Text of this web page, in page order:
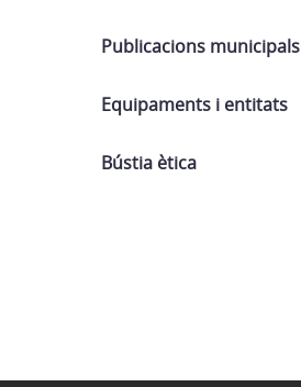
Publicacions municipals
Equipaments i entitats
Bústia ètica